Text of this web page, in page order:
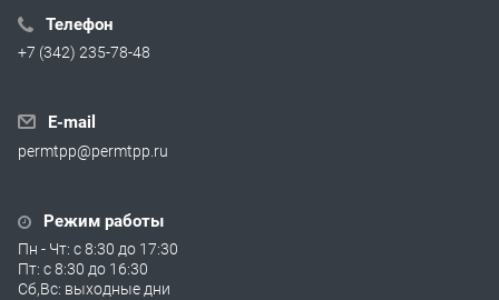
Телефон
+7 (342) 235-78-48
E-mail
permtpp@permtpp.ru
Режим работы
Пн - Чт: с 8:30 до 17:30
Пт: с 8:30 до 16:30
Сб,Вс: выходные дни